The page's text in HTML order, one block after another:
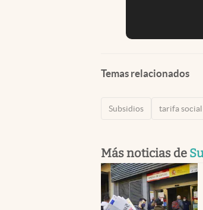
Temas relacionados
Subsidios tarifa social
Más noticias de